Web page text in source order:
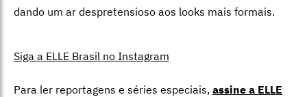
dando um ar despretensioso aos looks mais formais.
Siga a ELLE Brasil no Instagram
Para ler reportagens e séries especiais, assine a ELLE